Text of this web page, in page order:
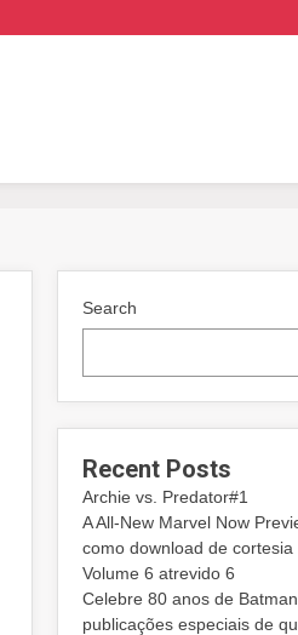
Search
Recent Posts
Archie vs. Predator#1
A All-New Marvel Now
como download de cortesia
Volume 6 atrevido 6
Celebre 80 anos de
publicações especiais de